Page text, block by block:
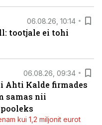
06.08.26, 10:14
tootjale ei tohi
06.08.26, 09:34
Ahti Kalde firmades
samas nii
kui 1,2 miljonit eurot